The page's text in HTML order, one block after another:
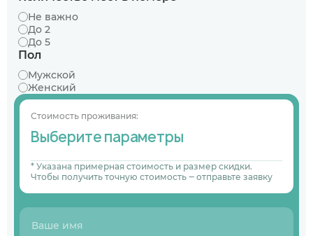
Не важно
До 2
До 5
Пол
Мужской
Женский
Стоимость проживания:
Выберите параметры
* Указана примерная стоимость и размер скидки.
Чтобы получить точную стоимость ‒ отправьте заявку